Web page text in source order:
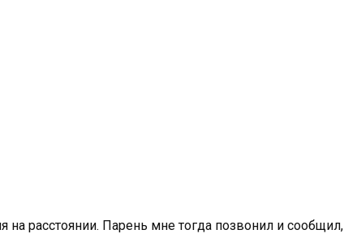
расстоянии. Парень мне тогда позвонил и сообщил,